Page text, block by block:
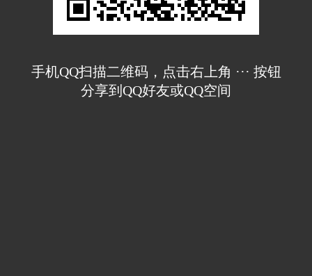
手机QQ扫描二维码，点击右上角 ··· 按钮
分享到QQ好友或QQ空间